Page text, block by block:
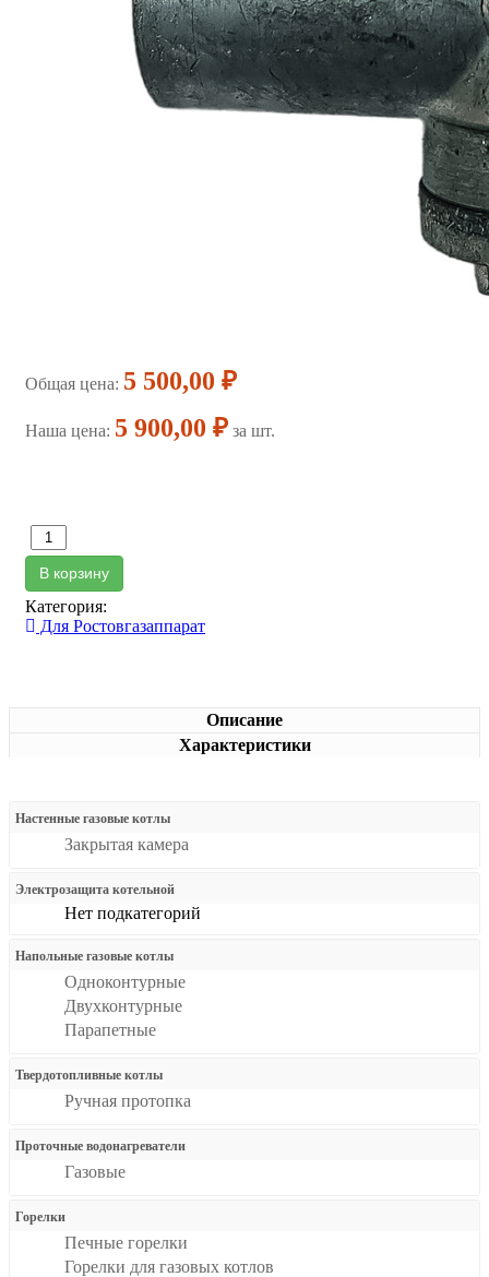
Общая цена: 5 500,00 ₽
Наша цена: 5 900,00 ₽ за шт.
В корзину
Категория:
Для Ростовгазаппарат
Описание
Характеристики
Настенные газовые котлы
Закрытая камера
Электрозащита котельной
Нет подкатегорий
Напольные газовые котлы
Одноконтурные
Двухконтурные
Парапетные
Твердотопливные котлы
Ручная протопка
Проточные водонагреватели
Газовые
Горелки
Печные горелки
Горелки для газовых котлов